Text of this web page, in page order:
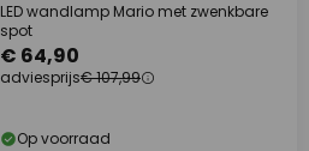
LED wandlamp Mario met zwenkbare
spot
€ 64,90
adviesprijs€ 107,99
Op voorraad